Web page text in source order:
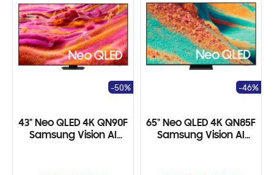
43" Neo QLED 4K QN90F
Samsung Vision AI
-50%
65" Neo QLED 4K QN85F
Samsung Vision AI
-46%